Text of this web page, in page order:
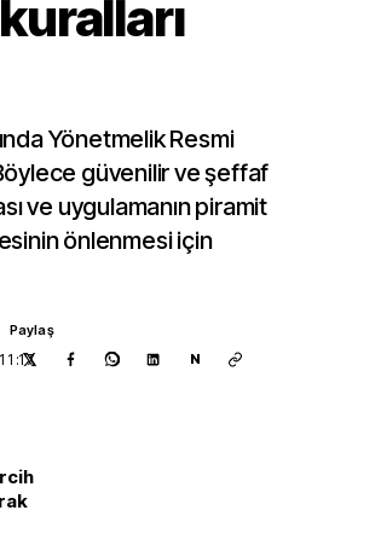
Yönetmelik Resmi
güvenilir ve şeffaf
ve uygulamanın piramit
önlenmesi için
Paylaş
N